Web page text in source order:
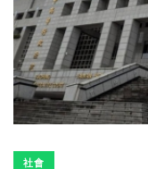
社會